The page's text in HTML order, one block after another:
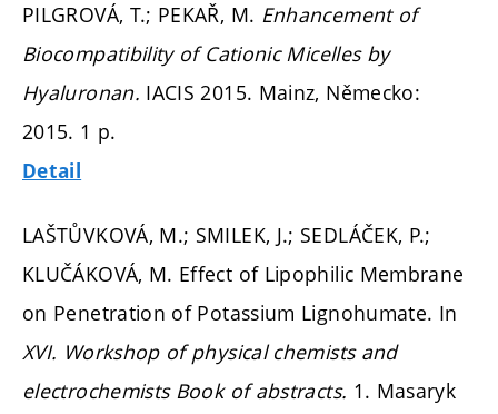
PILGROVÁ, T.; PEKAŘ, M. Enhancement of
Biocompatibility of Cationic Micelles by
Hyaluronan. IACIS 2015. Mainz, Německo:
2015. 1 p.
Detail
LAŠTŮVKOVÁ, M.; SMILEK, J.; SEDLÁČEK, P.;
KLUČÁKOVÁ, M. Effect of Lipophilic Membrane
on Penetration of Potassium Lignohumate. In
XVI. Workshop of physical chemists and
electrochemists Book of abstracts. 1. Masaryk